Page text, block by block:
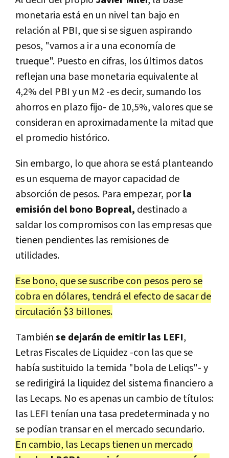
monetaria está en un nivel tan bajo en
relación al PBI, que si se siguen aspirando
pesos, "vamos a ir a una economía de
trueque". Puesto en cifras, los últimos datos
reflejan una base monetaria equivalente al
4,2% del PBI y un M2 -es decir, sumando los
ahorros en plazo fijo- de 10,5%, valores que se
consideran en aproximadamente la mitad que
el promedio histórico.
Sin embargo, lo que ahora se está planteando
es un esquema de mayor capacidad de
absorción de pesos. Para empezar, porla
emisión del bono Bopreal, destinado a
saldar los compromisos con las empresas que
tienen pendientes las remisiones de
utilidades.
Ese bono, que se suscribe con pesos pero se
cobra en dólares, tendrá el efecto de sacar de
circulación $3 billones.
Tambiénse dejarán de emitir las LEFI,
Letras Fiscales de Liquidez -con las que se
había sustituido la temida "bola de Leliqs"- y
se redirigirá la liquidez del sistema financiero a
las Lecaps. No es apenas un cambio de títulos:
las LEFI tenían una tasa predeterminada y no
se podían transar en el mercado secundario.
En cambio, las Lecaps tienen un mercado